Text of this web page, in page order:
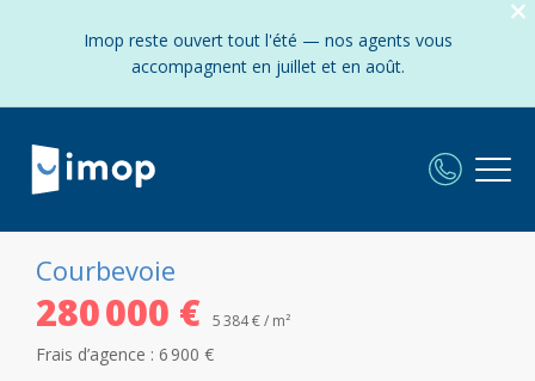
Imop reste ouvert tout l'été — nos agents vous
accompagnent en juillet et en août.
Courbevoie
280 000 € 5 384 € / m²
Frais d’agence : 6 900 €